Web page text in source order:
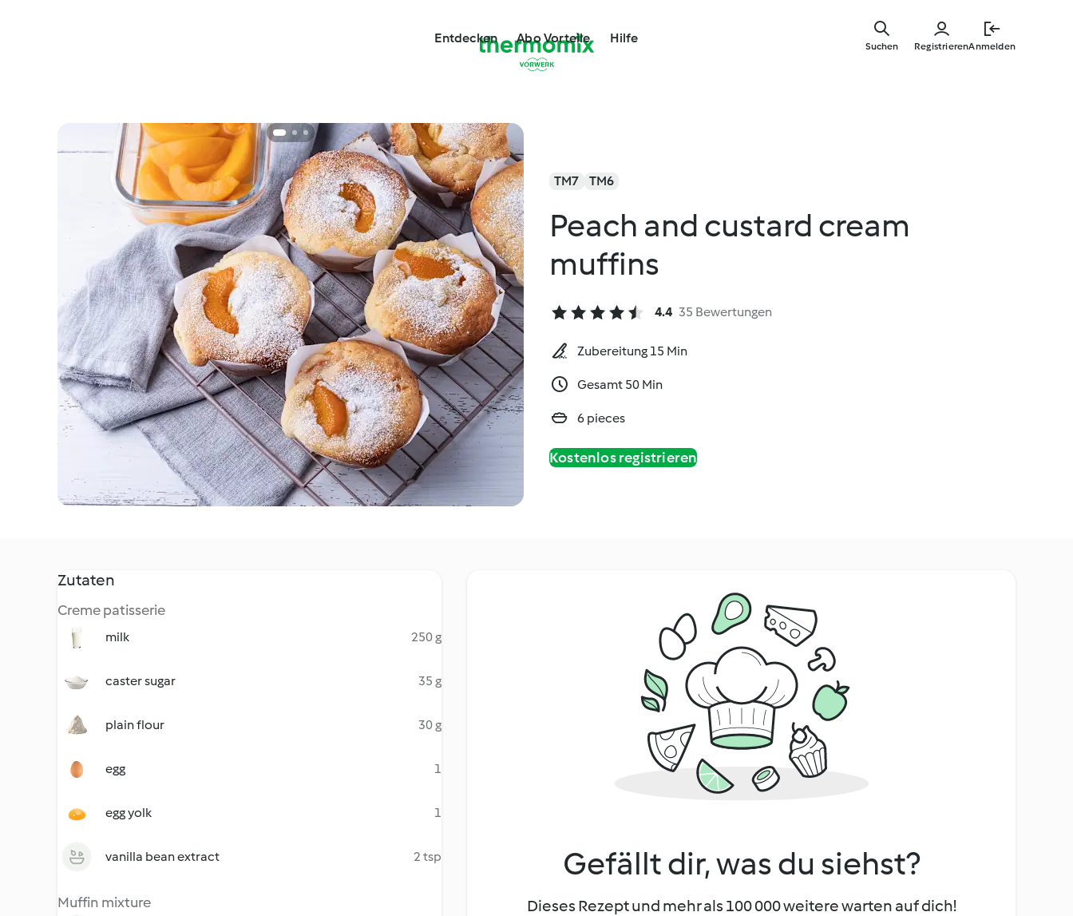
Entdecken Abo Vorteile Hilfe
RegistrierenAnmelden
Suchen
TM7 TM6
Peach and custard cream
muffins
4.4 35 Bewertungen
Zubereitung 15 Min
Gesamt 50 Min
6 pieces
Kostenlos registrieren
Zutaten
Creme patisserie
milk 250 g
caster sugar 35 g
plain flour 30 g
egg 1
egg yolk 1
vanilla bean extract 2 tsp
Muffin mixture
Gefällt dir, was du siehst?
Dieses Rezept und mehr als 100 000 weitere warten auf dich!